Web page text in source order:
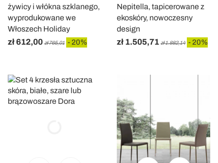
żywicy i włókna szklanego,
wyprodukowane we
Włoszech Holiday
zł 612,00 zł 765,01 - 20%
Nepitella, tapicerowane z
ekoskóry, nowoczesny
design
zł 1.505,71 zł 1.882,14 - 20%